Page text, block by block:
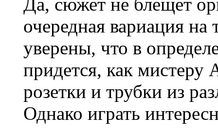
Да, сюжет не блещет
очередная вариация
уверены, что в
придется, как мистеру
розетки и трубки из
Однако играть